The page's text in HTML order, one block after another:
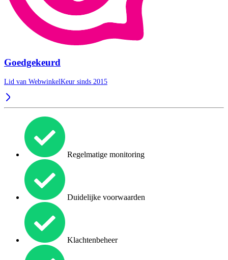
Goedgekeurd
Lid van WebwinkelKeur sinds 2015
Regelmatige monitoring
Duidelijke voorwaarden
Klachtenbeheer